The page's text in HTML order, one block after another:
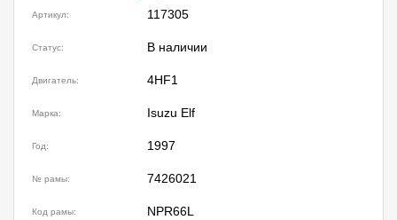
Артикул: 117305
Статус: В наличии
Двигатель: 4HF1
Марка: Isuzu Elf
Год: 1997
№ рамы: 7426021
Код рамы: NPR66L